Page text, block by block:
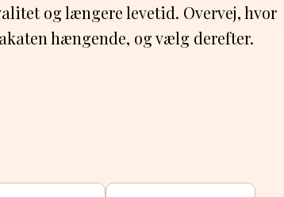
og længere levetid. Overvej, hvor
hængende, og vælg derefter.